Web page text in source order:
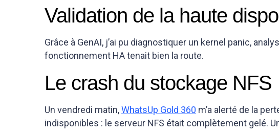
Validation de la haute
Grâce à GenAI, j’ai pu diagnostiquer un kernel panic,
fonctionnement HA tenait bien la route.
Le crash du stockage NFS
Un vendredi matin,WhatsUp Gold 360 m’a alerté de la
indisponibles : le serveur NFS était complètement gelé.